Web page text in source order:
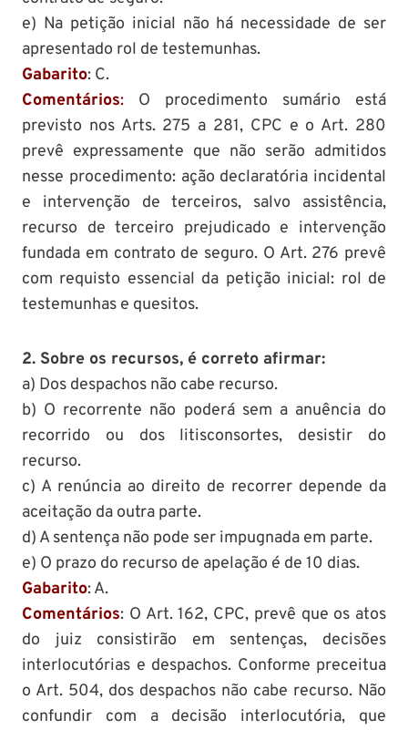
e) Na petição inicial não há necessidade de ser
apresentado rol de testemunhas.
Gabarito: C.
Comentários: O procedimento sumário está
previsto nos Arts. 275 a 281, CPC e o Art. 280
prevê expressamente que não serão admitidos
nesse procedimento: ação declaratória incidental
e intervenção de terceiros, salvo assistência,
recurso de terceiro prejudicado e intervenção
fundada em contrato de seguro. O Art. 276 prevê
com requisto essencial da petição inicial: rol de
testemunhas e quesitos.
2. Sobre os recursos, é correto afirmar:
a) Dos despachos não cabe recurso.
b) O recorrente não poderá sem a anuência do
recorrido ou dos litisconsortes, desistir do
recurso.
c) A renúncia ao direito de recorrer depende da
aceitação da outra parte.
d) A sentença não pode ser impugnada em parte.
e) O prazo do recurso de apelação é de 10 dias.
Gabarito: A.
Comentários: O Art. 162, CPC, prevê que os atos
do juiz consistirão em sentenças, decisões
interlocutórias e despachos. Conforme preceitua
o Art. 504, dos despachos não cabe recurso. Não
confundir com a decisão interlocutória, que